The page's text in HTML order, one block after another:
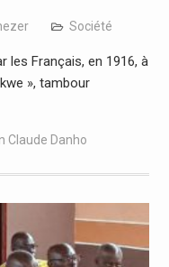
Société
les Français, en 1916, à
», tambour
Claude Danho